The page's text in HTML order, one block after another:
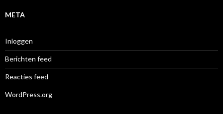
META
Inloggen
Berichten feed
Reacties feed
WordPress.org